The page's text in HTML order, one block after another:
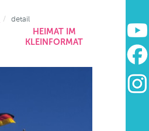
HEIMAT IM
KLEINFORMAT
detail